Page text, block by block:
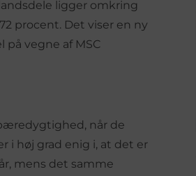
ligger omkring
procent. Det viser en ny
vegne af MSC
når de
i høj grad enig i, at det er
mens det samme